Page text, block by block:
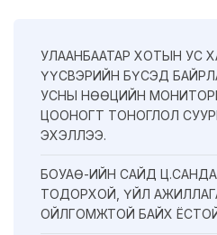
УЛААНБААТАР ХОТЫН УС
ҮҮСВЭРИЙН БҮСЭД
УСНЫ НӨӨЦИЙН
ЦООНОГТ ТОНОГЛОЛ
ЭХЭЛЛЭЭ.
БОУАӨ-ИЙН САЙД
ТОДОРХОЙ, ҮЙЛ
ОЙЛГОМЖТОЙ БАЙХ